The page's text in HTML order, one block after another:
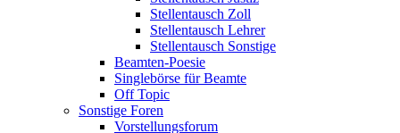
Stellentausch Zoll
Stellentausch Lehrer
Stellentausch Sonstige
Beamten-Poesie
Singlebörse für Beamte
Off Topic
Sonstige Foren
Vorstellungsforum